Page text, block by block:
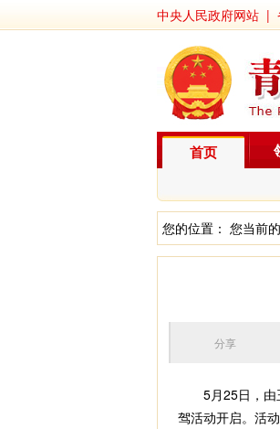
中央人民政府网站 |
首页
您的位置： 您当前
分享
5月25日，由玉
驾活动开启。活